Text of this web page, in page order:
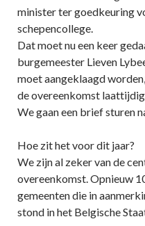
minister ter goedkeuring
schepencollege.
Dat moet nu een keer
burgemeester Lieven
moet aangeklaagd
de overeenkomst
We gaan een brief sturen
Hoe zit het voor dit jaar?
We zijn al zeker van de
overeenkomst. Opnieuw
gemeenten die in
stond in het Belgische